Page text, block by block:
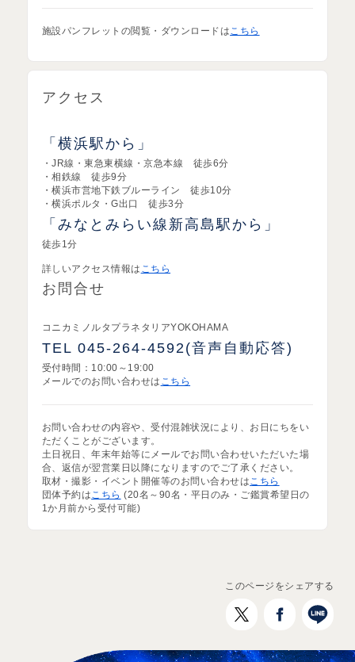
施設パンフレットの閲覧・ダウンロードは こちら
アクセス
「横浜駅から」
・JR線・東急東横線・京急本線 徒歩6分
・相鉄線 徒歩9分
・横浜市営地下鉄ブルーライン 徒歩10分
・横浜ポルタ・G出口 徒歩3分
「みなとみらい線新高島駅から」
徒歩1分
詳しいアクセス情報は こちら
お問合せ
コニカミノルタプラネタリアYOKOHAMA
TEL 045-264-4592(音声自動応答)​
受付時間：10:00～19:00
メールでのお問い合わせは こちら
お問い合わせの内容や、受付混雑状況により、お日にちをい
ただくことがございます。
土日祝日、年末年始等にメールでお問い合わせいただいた場
合、返信が翌営業日以降になりますのでご了承ください。
取材・撮影・イベント開催等のお問い合わせは こちら
団体予約は こちら (20名～90名・平日のみ・ご鑑賞希望日の
1か月前から受付可能)​
このページをシェアする